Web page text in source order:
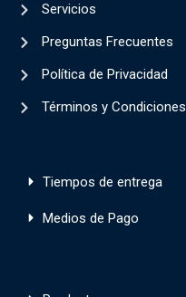
Servicios
Preguntas Frecuentes
Política de Privacidad
Términos y Condiciones
Tiempos de entrega
Medios de Pago